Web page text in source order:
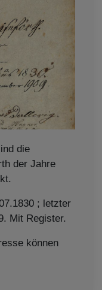
die
der Jahre
; letzter
Mit Register.
können